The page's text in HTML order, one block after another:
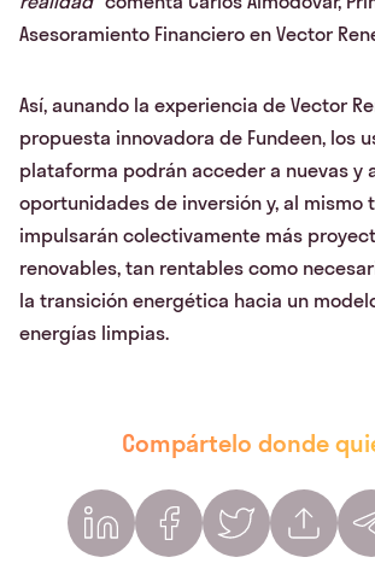
Asesoramiento Financiero en Vector
Así, aunando la experiencia de Vector
propuesta innovadora de Fundeen, los
plataforma podrán acceder a nuevas y
oportunidades de inversión y, al mismo
impulsarán colectivamente más
renovables, tan rentables como
la transición energética hacia un
energías limpias.
Compártelo donde